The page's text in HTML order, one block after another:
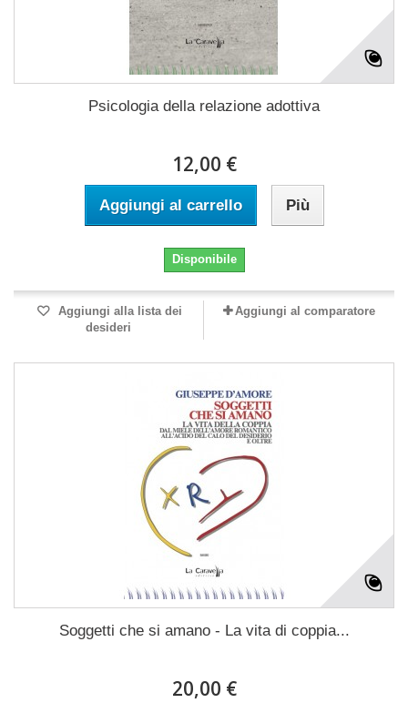
Psicologia della relazione adottiva
12,00 €
Aggiungi al carrello Più
Disponibile
Aggiungi alla lista dei
desideri
Aggiungi al comparatore
Soggetti che si amano - La vita di coppia...
20,00 €